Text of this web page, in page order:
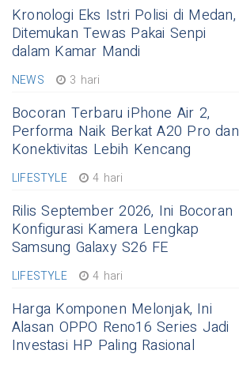
Kronologi Eks Istri Polisi di Medan,
Ditemukan Tewas Pakai Senpi
dalam Kamar Mandi
NEWS 3 hari
Bocoran Terbaru iPhone Air 2,
Performa Naik Berkat A20 Pro dan
Konektivitas Lebih Kencang
LIFESTYLE 4 hari
Rilis September 2026, Ini Bocoran
Konfigurasi Kamera Lengkap
Samsung Galaxy S26 FE
LIFESTYLE 4 hari
Harga Komponen Melonjak, Ini
Alasan OPPO Reno16 Series Jadi
Investasi HP Paling Rasional